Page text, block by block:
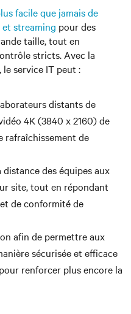
facile que jamais de
et streaming pour des
taille, tout en
stricts. Avec la
service IT peut :
distants de
4K (3840 x 2160) de
rafraîchissement de
distance des équipes aux
site, tout en répondant
de conformité de
afin de permettre aux
sécurisée et efficace
renforcer plus encore la